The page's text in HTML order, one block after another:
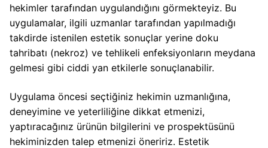
hekimler tarafından uygulandığını görmekteyiz. Bu
uygulamalar, ilgili uzmanlar tarafından yapılmadığı
takdirde istenilen estetik sonuçlar yerine doku
tahribatı (nekroz) ve tehlikeli enfeksiyonların meydana
gelmesi gibi ciddi yan etkilerle sonuçlanabilir.
Uygulama öncesi seçtiğiniz hekimin uzmanlığına,
deneyimine ve yeterliliğine dikkat etmenizi,
yaptıracağınız ürünün bilgilerini ve prospektüsünü
hekiminizden talep etmenizi öneririz. Estetik